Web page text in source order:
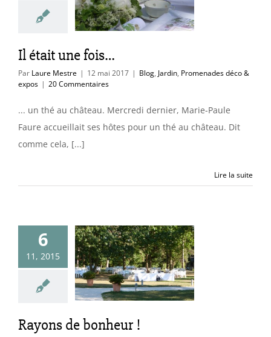
Promenades
& expos
Il était une fois…
Par Laure Mestre | 12 mai 2017 | Blog, Jardin, Promenades déco &
expos | 20 Commentaires
... un thé au château. Mercredi dernier, Marie-Paule
Faure accueillait ses hôtes pour un thé au château. Dit
comme cela, [...]
Lire la suite
6
11, 2015
de bonheur
& matières
Rayons de bonheur !